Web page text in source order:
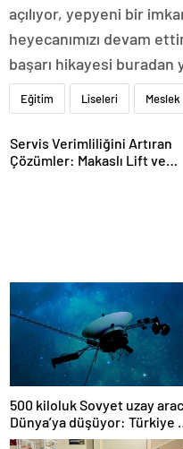
açılıyor, yepyeni bir
heyecanımızı devam
başarı hikayesi buradan
Eğitim Liseleri Meslek
Servis Verimliliğini Artıran
Çözümler: Makaslı Lift ve
500 kiloluk Sovyet uzay
Dünya’ya düşüyor: Türkiye
risk altında